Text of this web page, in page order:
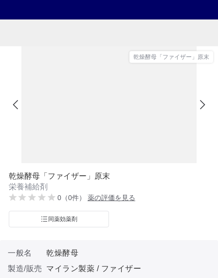
乾燥酵母「ファイザー」原末
乾燥酵母「ファイザー」原末
栄養補給剤
0（0件） 薬の評価を見る
同薬効薬剤
一般名
乾燥酵母
製造/販売
マイラン製薬 / ファイザー